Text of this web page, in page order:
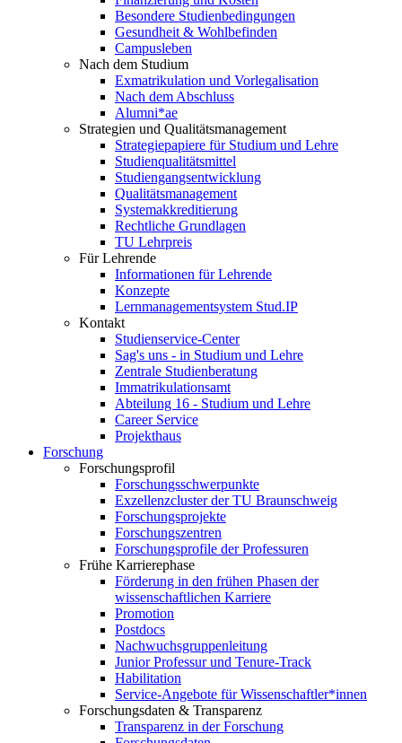
Besondere Studienbedingungen
Gesundheit & Wohlbefinden
Campusleben
Nach dem Studium
Exmatrikulation und Vorlegalisation
Nach dem Abschluss
Alumni*ae
Strategien und Qualitätsmanagement
Strategiepapiere für Studium und Lehre
Studienqualitätsmittel
Studiengangsentwicklung
Qualitätsmanagement
Systemakkreditierung
Rechtliche Grundlagen
TU Lehrpreis
Für Lehrende
Informationen für Lehrende
Konzepte
Lernmanagementsystem Stud.IP
Kontakt
Studienservice-Center
Sag's uns - in Studium und Lehre
Zentrale Studienberatung
Immatrikulationsamt
Abteilung 16 - Studium und Lehre
Career Service
Projekthaus
Forschung
Forschungsprofil
Forschungsschwerpunkte
Exzellenzcluster der TU Braunschweig
Forschungsprojekte
Forschungszentren
Forschungsprofile der Professuren
Frühe Karrierephase
Förderung in den frühen Phasen der
wissenschaftlichen Karriere
Promotion
Postdocs
Nachwuchsgruppenleitung
Junior Professur und Tenure-Track
Habilitation
Service-Angebote für Wissenschaftler*innen
Forschungsdaten & Transparenz
Transparenz in der Forschung